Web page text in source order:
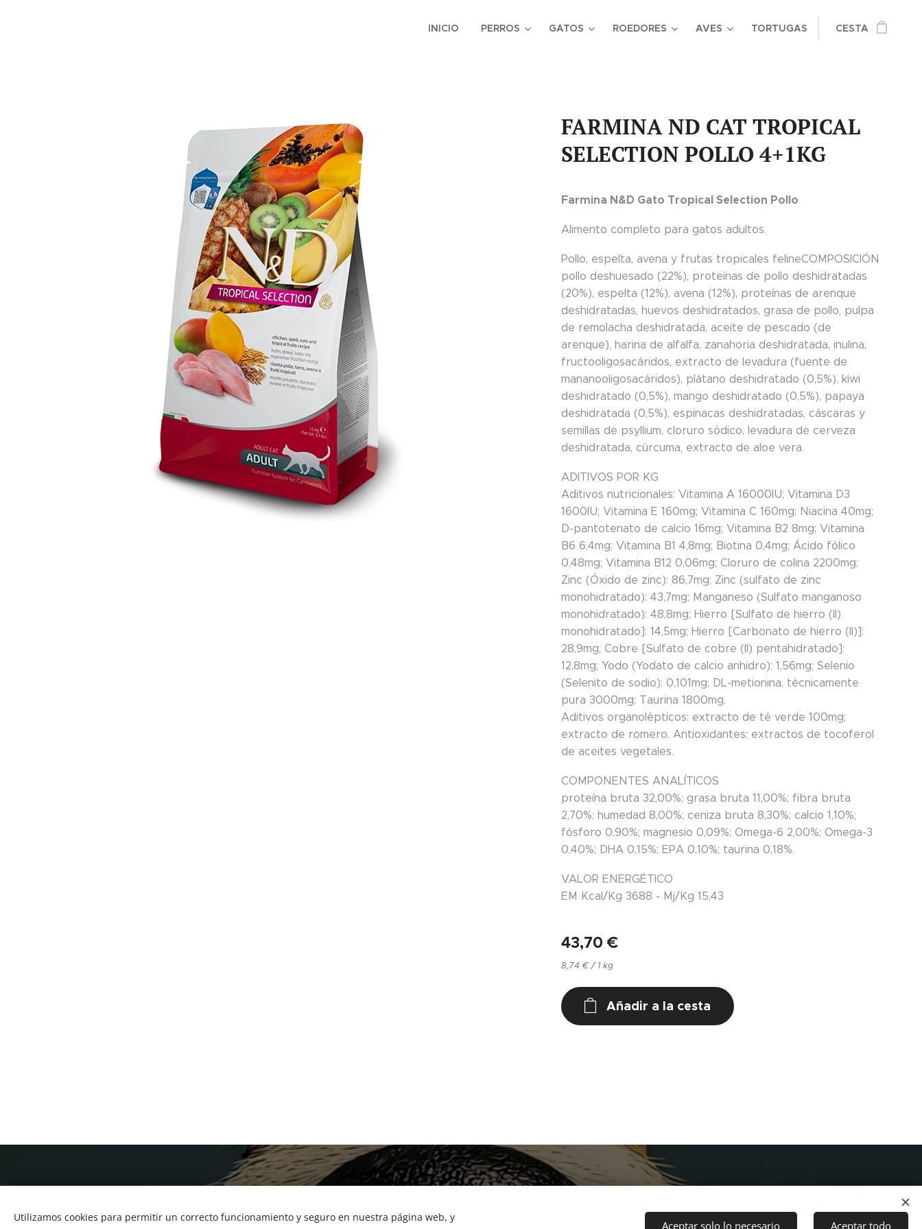
INICIO PERROS GATOS ROEDORES AVES TORTUGAS CESTA
FARMINA ND CAT TROPICAL
SELECTION POLLO 4+1KG
Farmina N&D Gato Tropical Selection Pollo
Alimento completo para gatos adultos.
Pollo, espelta, avena y frutas tropicales felineCOMPOSICIÓN
pollo deshuesado (22%), proteínas de pollo deshidratadas
(20%), espelta (12%), avena (12%), proteínas de arenque
deshidratadas, huevos deshidratados, grasa de pollo, pulpa
de remolacha deshidratada, aceite de pescado (de
arenque), harina de alfalfa, zanahoria deshidratada, inulina,
fructooligosacáridos, extracto de levadura (fuente de
mananooligosacáridos), plátano deshidratado (0,5%), kiwi
deshidratado (0,5%), mango deshidratado (0,5%), papaya
deshidratada (0,5%), espinacas deshidratadas, cáscaras y
semillas de psyllium, cloruro sódico, levadura de cerveza
deshidratada, cúrcuma, extracto de aloe vera.
ADITIVOS POR KG
Aditivos nutricionales: Vitamina A 16000IU; Vitamina D3
1600IU; Vitamina E 160mg; Vitamina C 160mg; Niacina 40mg;
D-pantotenato de calcio 16mg; Vitamina B2 8mg; Vitamina
B6 6,4mg; Vitamina B1 4,8mg; Biotina 0,4mg; Ácido fólico
0,48mg; Vitamina B12 0,06mg; Cloruro de colina 2200mg;
Zinc (Óxido de zinc): 86,7mg; Zinc (sulfato de zinc
monohidratado): 43,7mg; Manganeso (Sulfato manganoso
monohidratado): 48,8mg; Hierro [Sulfato de hierro (II)
monohidratado]: 14,5mg; Hierro [Carbonato de hierro (II)]:
28,9mg; Cobre [Sulfato de cobre (II) pentahidratado]:
12,8mg; Yodo (Yodato de calcio anhidro): 1,56mg; Selenio
(Selenito de sodio): 0,101mg; DL-metionina, técnicamente
pura 3000mg; Taurina 1800mg.
Aditivos organolépticos: extracto de té verde 100mg;
extracto de romero. Antioxidantes: extractos de tocoferol
de aceites vegetales.
COMPONENTES ANALÍTICOS
proteína bruta 32,00%; grasa bruta 11,00%; fibra bruta
2,70%; humedad 8,00%; ceniza bruta 8,30%; calcio 1,10%;
fósforo 0,90%; magnesio 0,09%; Omega-6 2,00%; Omega-3
0,40%; DHA 0,15%; EPA 0,10%; taurina 0,18%.
VALOR ENERGÉTICO
EM Kcal/Kg 3688 - Mj/Kg 15,43
43,70 €
8,74 € / 1 kg
Añadir a la cesta
Tf.666351543
Utilizamos cookies para permitir un correcto funcionamiento y seguro en nuestra página web, y
Aceptar solo lo necesario Aceptar todo